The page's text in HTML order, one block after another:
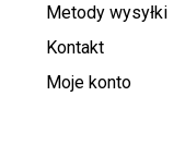
Metody wysyłki
Kontakt
Moje konto